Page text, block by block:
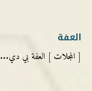
العفة
[ المجلات ] العفة بي دي...